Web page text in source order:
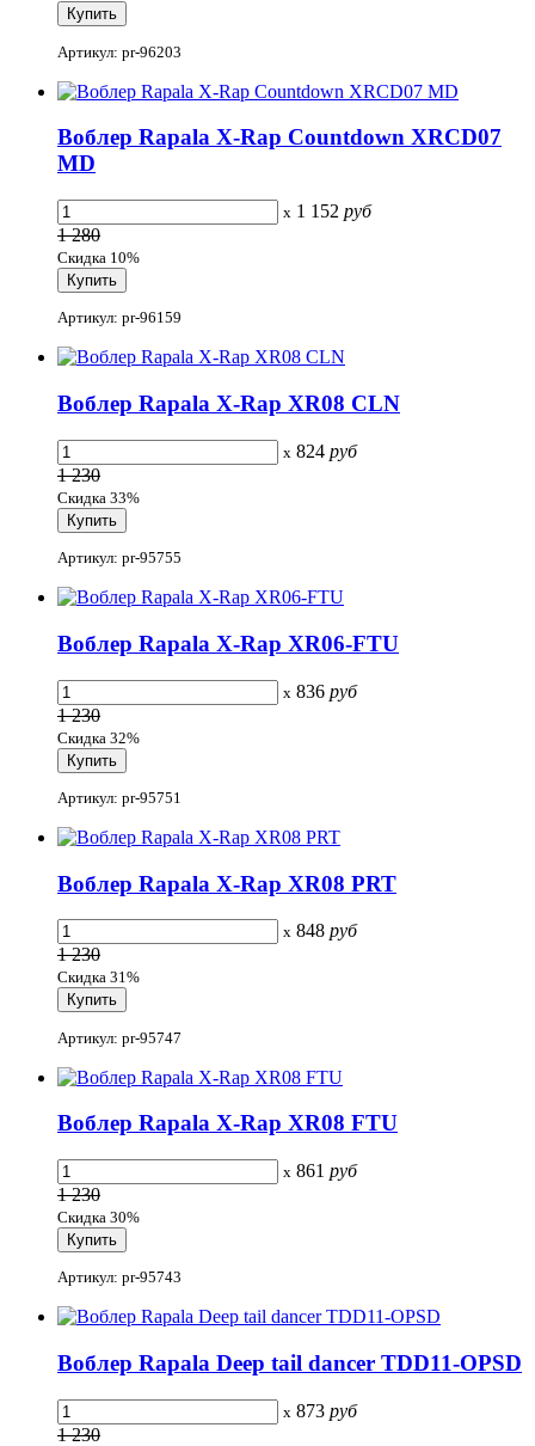
Артикул: pr-96203
Воблер Rapala X-Rap Countdown XRCD07
MD
x 1 152 руб
1 280
Скидка 10%
Артикул: pr-96159
Воблер Rapala X-Rap XR08 CLN
x 824 руб
1 230
Скидка 33%
Артикул: pr-95755
Воблер Rapala X-Rap XR06-FTU
x 836 руб
1 230
Скидка 32%
Артикул: pr-95751
Воблер Rapala X-Rap XR08 PRT
x 848 руб
1 230
Скидка 31%
Артикул: pr-95747
Воблер Rapala X-Rap XR08 FTU
x 861 руб
1 230
Скидка 30%
Артикул: pr-95743
Воблер Rapala Deep tail dancer TDD11-OPSD
x 873 руб
1 230